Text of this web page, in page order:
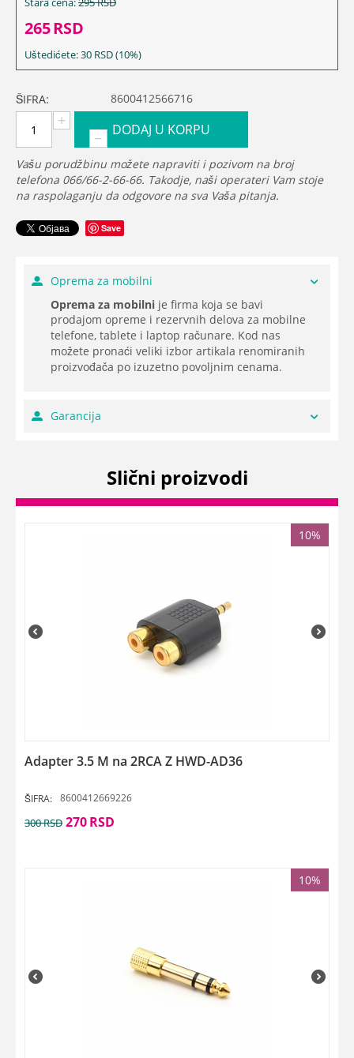
265RSD
Uštedićete:30 RSD(10%)
ŠIFRA: 8600412566716
+
−
DODAJ U KORPU
Vašu porudžbinu možete napraviti i pozivom na broj
telefona 066/66-2-66-66. Takodje, naši operateri Vam stoje
na raspolaganju da odgovore na sva Vaša pitanja.
Save
Oprema za mobilni
Oprema za mobilni je firma koja se bavi
prodajom opreme i rezervnih delova za mobilne
telefone, tablete i laptop računare. Kod nas
možete pronaći veliki izbor artikala renomiranih
proizvođača po izuzetno povoljnim cenama.
Garancija
Slični proizvodi
10%
Adapter 3.5 M na 2RCA Z HWD-AD36
ŠIFRA: 8600412669226
300RSD 270RSD
10%